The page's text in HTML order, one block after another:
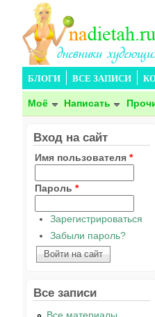
БЛОГИ ВСЕ ЗАПИСИ
Моё Написать
Вход на сайт
Имя пользователя *
Пароль *
Зарегистрироваться
Забыли пароль?
Все записи